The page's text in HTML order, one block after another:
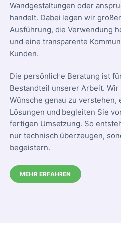
Wandgestaltungen oder
handelt. Dabei legen wir
Ausführung, die Verwendung
und eine transparente
Kunden.
Die persönliche Beratung ist
Bestandteil unserer Arbeit.
Wünsche genau zu verstehen,
Lösungen und begleiten Sie
fertigen Umsetzung. So
nur technisch überzeugen,
begeistern.
MEHR ERFAHREN